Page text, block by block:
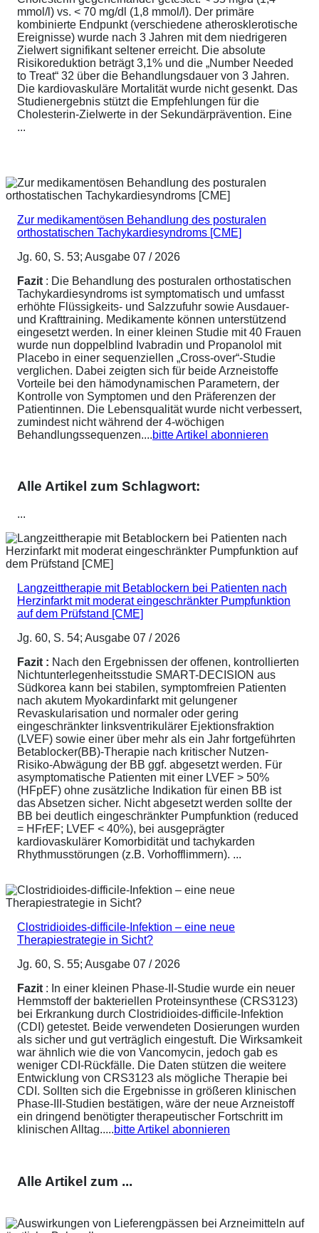
mmol/l) vs. < 70 mg/dl (1,8 mmol/l). Der primäre
kombinierte Endpunkt (verschiedene atherosklerotische
Ereignisse) wurde nach 3 Jahren mit dem niedrigeren
Zielwert signifikant seltener erreicht. Die absolute
Risikoreduktion beträgt 3,1% und die „Number Needed
to Treat“ 32 über die Behandlungsdauer von 3 Jahren.
Die kardiovaskuläre Mortalität wurde nicht gesenkt. Das
Studienergebnis stützt die Empfehlungen für die
Cholesterin-Zielwerte in der Sekundärprävention. Eine
...
Zur medikamentösen Behandlung des posturalen
orthostatischen Tachykardiesyndroms [CME]
Jg. 60, S. 53; Ausgabe 07 / 2026
Fazit : Die Behandlung des posturalen orthostatischen
Tachykardiesyndroms ist symptomatisch und umfasst
erhöhte Flüssigkeits- und Salzzufuhr sowie Ausdauer-
und Krafttraining. Medikamente können unterstützend
eingesetzt werden. In einer kleinen Studie mit 40 Frauen
wurde nun doppelblind Ivabradin und Propanolol mit
Placebo in einer sequenziellen „Cross-over“-Studie
verglichen. Dabei zeigten sich für beide Arzneistoffe
Vorteile bei den hämodynamischen Parametern, der
Kontrolle von Symptomen und den Präferenzen der
Patientinnen. Die Lebensqualität wurde nicht verbessert,
zumindest nicht während der 4-wöchigen
Behandlungssequenzen....bitte Artikel abonnieren
Alle Artikel zum Schlagwort:
...
Langzeittherapie mit Betablockern bei Patienten nach
Herzinfarkt mit moderat eingeschränkter Pumpfunktion
auf dem Prüfstand [CME]
Jg. 60, S. 54; Ausgabe 07 / 2026
Fazit : Nach den Ergebnissen der offenen, kontrollierten
Nichtunterlegenheitsstudie SMART-DECISION aus
Südkorea kann bei stabilen, symptomfreien Patienten
nach akutem Myokardinfarkt mit gelungener
Revaskularisation und normaler oder gering
eingeschränkter linksventrikulärer Ejektionsfraktion
(LVEF) sowie einer über mehr als ein Jahr fortgeführten
Betablocker(BB)-Therapie nach kritischer Nutzen-
Risiko-Abwägung der BB ggf. abgesetzt werden. Für
asymptomatische Patienten mit einer LVEF > 50%
(HFpEF) ohne zusätzliche Indikation für einen BB ist
das Absetzen sicher. Nicht abgesetzt werden sollte der
BB bei deutlich eingeschränkter Pumpfunktion (reduced
= HFrEF; LVEF < 40%), bei ausgeprägter
kardiovaskulärer Komorbidität und tachykarden
Rhythmusstörungen (z.B. Vorhofflimmern). ...
Clostridioides-difficile-Infektion – eine neue
Therapiestrategie in Sicht?
Jg. 60, S. 55; Ausgabe 07 / 2026
Fazit : In einer kleinen Phase-II-Studie wurde ein neuer
Hemmstoff der bakteriellen Proteinsynthese (CRS3123)
bei Erkrankung durch Clostridioides-difficile-Infektion
(CDI) getestet. Beide verwendeten Dosierungen wurden
als sicher und gut verträglich eingestuft. Die Wirksamkeit
war ähnlich wie die von Vancomycin, jedoch gab es
weniger CDI-Rückfälle. Die Daten stützen die weitere
Entwicklung von CRS3123 als mögliche Therapie bei
CDI. Sollten sich die Ergebnisse in größeren klinischen
Phase-III-Studien bestätigen, wäre der neue Arzneistoff
ein dringend benötigter therapeutischer Fortschritt im
klinischen Alltag.....bitte Artikel abonnieren
Alle Artikel zum ...